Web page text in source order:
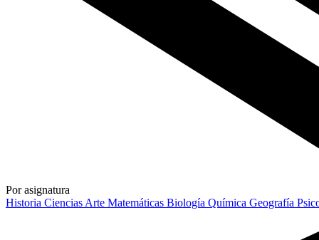
Por asignatura
Historia Ciencias Arte Matemáticas Biología Química Geografía